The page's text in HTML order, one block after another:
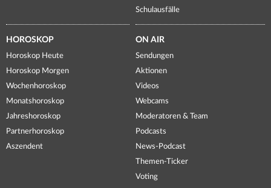
Schulausfälle
HOROSKOP
Horoskop Heute
Horoskop Morgen
Wochenhoroskop
Monatshoroskop
Jahreshoroskop
Partnerhoroskop
Aszendent
ON AIR
Sendungen
Aktionen
Videos
Webcams
Moderatoren & Team
Podcasts
News-Podcast
Themen-Ticker
Voting